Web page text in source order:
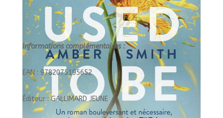
Informations complémentaires :
EAN : 9782075195652
Éditeur : GALLIMARD JEUNE